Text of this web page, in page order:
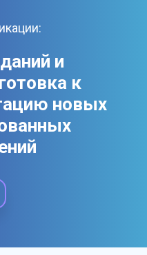
и
к
новых